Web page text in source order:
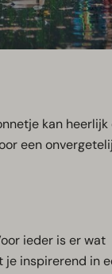
kan
een
ieder is er wat
je inspirerend in